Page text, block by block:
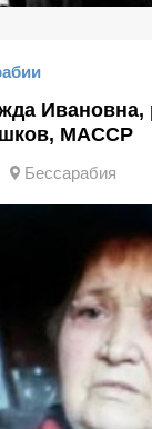
Ивановна,
МАССР
Бессарабия